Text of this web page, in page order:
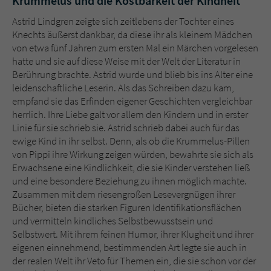
Astrid Lindgren zeigte sich zeitlebens der Tochter eines
Knechts äußerst dankbar, da diese ihr als kleinem Mädchen
von etwa fünf Jahren zum ersten Mal ein Märchen vorgelesen
hatte und sie auf diese Weise mit der Welt der Literatur in
Berührung brachte. Astrid wurde und blieb bis ins Alter eine
leidenschaftliche Leserin. Als das Schreiben dazu kam,
empfand sie das Erfinden eigener Geschichten vergleichbar
herrlich. Ihre Liebe galt vor allem den Kindern und in erster
Linie für sie schrieb sie. Astrid schrieb dabei auch für das
ewige Kind in ihr selbst. Denn, als ob die Krummelus-Pillen
von Pippi ihre Wirkung zeigen würden, bewahrte sie sich als
Erwachsene eine Kindlichkeit, die sie Kinder verstehen ließ
und eine besondere Beziehung zu ihnen möglich machte.
Zusammen mit dem riesengroßen Lesevergnügen ihrer
Bücher, bieten die starken Figuren Identifikationsflächen
und vermitteln kindliches Selbstbewusstsein und
Selbstwert. Mit ihrem feinen Humor, ihrer Klugheit und ihrer
eigenen einnehmend, bestimmenden Art legte sie auch in
der realen Welt ihr Veto für Themen ein, die sie schon vor der